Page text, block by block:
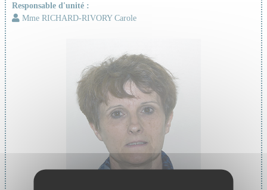
Responsable d'unité :
Mme RICHARD-RIVORY Carole